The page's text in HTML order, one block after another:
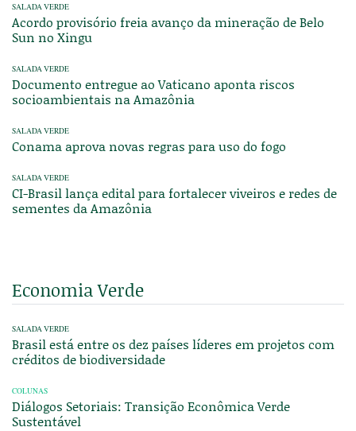
SALADA VERDE
Acordo provisório freia avanço da mineração de Belo
Sun no Xingu
SALADA VERDE
Documento entregue ao Vaticano aponta riscos
socioambientais na Amazônia
SALADA VERDE
Conama aprova novas regras para uso do fogo
SALADA VERDE
CI-Brasil lança edital para fortalecer viveiros e redes de
sementes da Amazônia
Economia Verde
SALADA VERDE
Brasil está entre os dez países líderes em projetos com
créditos de biodiversidade
COLUNAS
Diálogos Setoriais: Transição Econômica Verde
Sustentável